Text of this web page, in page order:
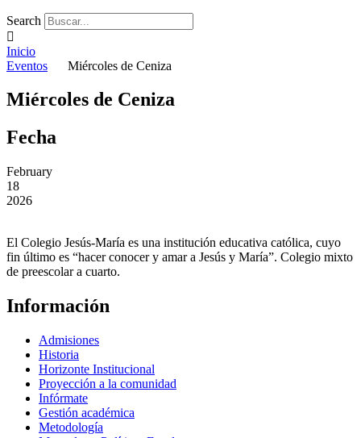
Search
Inicio
Eventos
Miércoles de Ceniza
Miércoles de Ceniza
Fecha
February
18
2026
El Colegio Jesús-María es una institución educativa católica, cuyo
fin último es “hacer conocer y amar a Jesús y María”. Colegio mixto
de preescolar a cuarto.
Información
Admisiones
Historia
Horizonte Institucional
Proyección a la comunidad
Infórmate
Gestión académica
Metodología